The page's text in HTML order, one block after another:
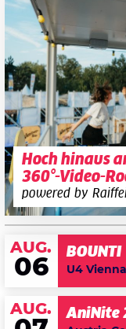
Hoch hinaus
360°-Video-
powered by
AUG.
06
BOUNTI
U4 Vienna
AUG. AniNite